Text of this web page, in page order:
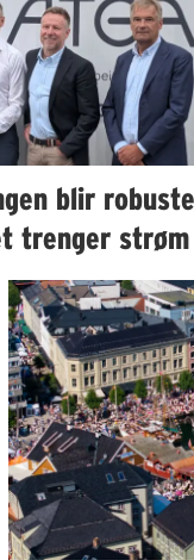
blir robuste
trenger strøm